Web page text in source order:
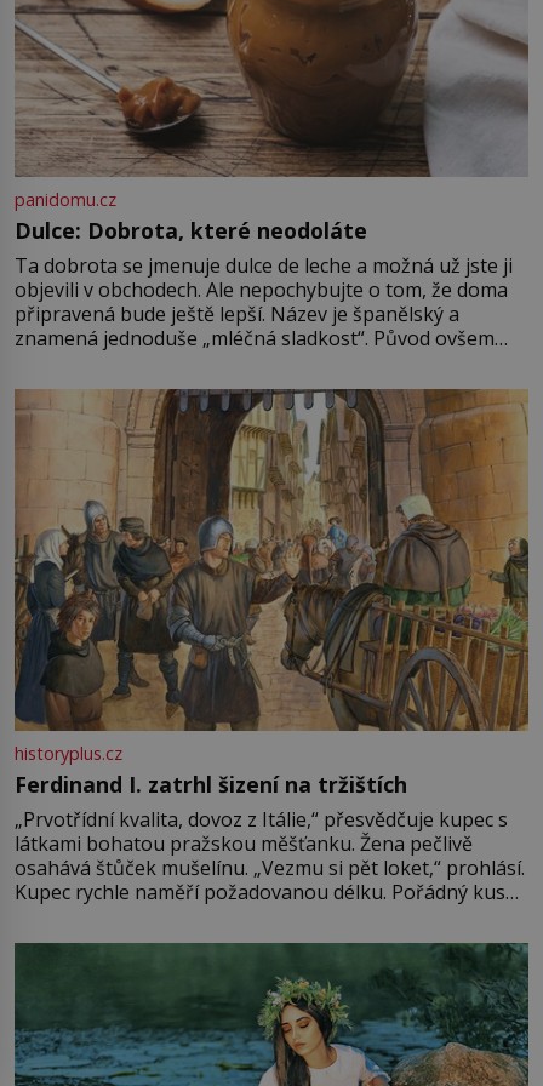
panidomu.cz
Dulce: Dobrota, které neodoláte
Ta dobrota se jmenuje dulce de leche a možná už jste ji
objevili v obchodech. Ale nepochybujte o tom, že doma
připravená bude ještě lepší. Název je španělský a
znamená jednoduše „mléčná sladkost“. Původ ovšem
pře hned několik latinskoamerických zemí a k tomu
Francie, kde se traduje,
historyplus.cz
Ferdinand I. zatrhl šizení na tržištích
„Prvotřídní kvalita, dovoz z Itálie,“ přesvědčuje kupec s
látkami bohatou pražskou měšťanku. Žena pečlivě
osahává štůček mušelínu. „Vezmu si pět loket,“ prohlásí.
Kupec rychle naměří požadovanou délku. Pořádný kus
milostpaní. Stačí jenom na sukni,“ zhodnotí švadlena
množství růžového mušelínu. „Ošidili vás, podívejte.“